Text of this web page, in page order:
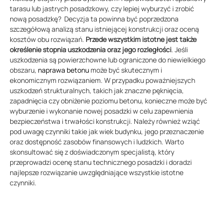
tarasu lub jastrych posadzkowy, czy lepiej wyburzyć i zrobić
nową posadzkę? Decyzja ta powinna być poprzedzona
szczegółową analizą stanu istniejącej konstrukcji oraz oceną
kosztów obu rozwiązań. Przede wszystkim istotne jest także
określenie stopnia uszkodzenia oraz jego rozległości. Jeśli
uszkodzenia są powierzchowne lub ograniczone do niewielkiego
obszaru, naprawa betonu może być skutecznym i
ekonomicznym rozwiązaniem. W przypadku poważniejszych
uszkodzeń strukturalnych, takich jak znaczne pęknięcia,
zapadnięcia czy obniżenie poziomu betonu, konieczne może być
wyburzenie i wykonanie nowej posadzki w celu zapewnienia
bezpieczeństwa i trwałości konstrukcji. Należy również wziąć
pod uwagę czynniki takie jak wiek budynku, jego przeznaczenie
oraz dostępność zasobów finansowych i ludzkich. Warto
skonsultować się z doświadczonym specjalistą, który
przeprowadzi ocenę stanu technicznego posadzki i doradzi
najlepsze rozwiązanie uwzględniające wszystkie istotne
czynniki.